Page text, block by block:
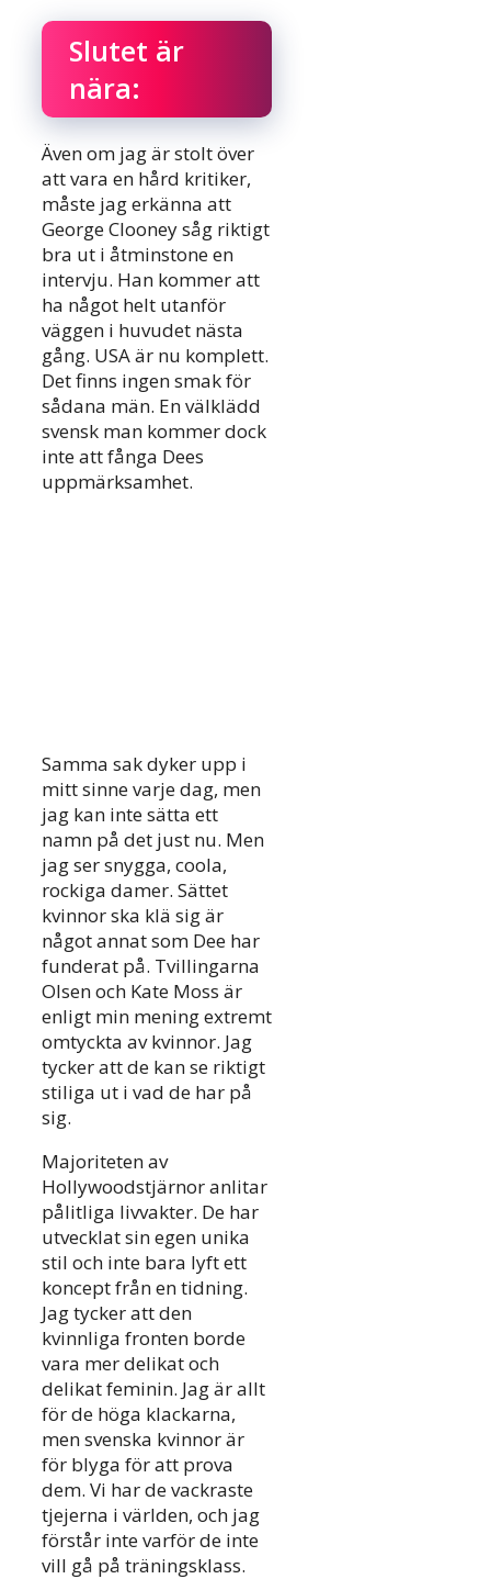
Slutet är
nära:
Även om jag är stolt över
att vara en hård kritiker,
måste jag erkänna att
George Clooney såg riktigt
bra ut i åtminstone en
intervju. Han kommer att
ha något helt utanför
väggen i huvudet nästa
gång. USA är nu komplett.
Det finns ingen smak för
sådana män. En välklädd
svensk man kommer dock
inte att fånga Dees
uppmärksamhet.
Samma sak dyker upp i
mitt sinne varje dag, men
jag kan inte sätta ett
namn på det just nu. Men
jag ser snygga, coola,
rockiga damer. Sättet
kvinnor ska klä sig är
något annat som Dee har
funderat på. Tvillingarna
Olsen och Kate Moss är
enligt min mening extremt
omtyckta av kvinnor. Jag
tycker att de kan se riktigt
stiliga ut i vad de har på
sig.
Majoriteten av
Hollywoodstjärnor anlitar
pålitliga livvakter. De har
utvecklat sin egen unika
stil och inte bara lyft ett
koncept från en tidning.
Jag tycker att den
kvinnliga fronten borde
vara mer delikat och
delikat feminin. Jag är allt
för de höga klackarna,
men svenska kvinnor är
för blyga för att prova
dem. Vi har de vackraste
tjejerna i världen, och jag
förstår inte varför de inte
vill gå på träningsklass.